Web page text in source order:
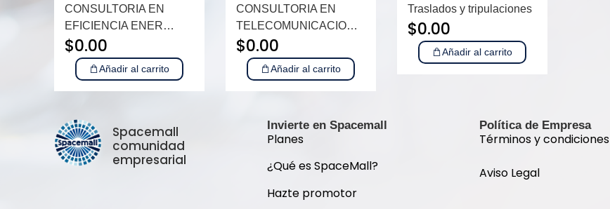
CONSULTORIA EN
EFICIENCIA ENER…
$0.00
Añadir al carrito
CONSULTORIA EN
TELECOMUNICACIO…
$0.00
Añadir al carrito
Traslados y tripulaciones
$0.00
Añadir al carrito
Spacemall
comunidad
empresarial
Invierte en Spacemall
Planes
¿Qué es SpaceMall?
Hazte promotor
Política de Empresa
Términos y condiciones
Aviso Legal